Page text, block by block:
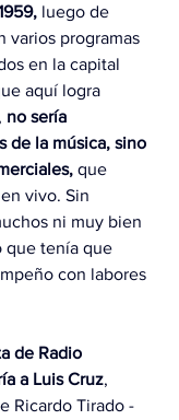
luego de
varios programas
en la capital
aquí logra
no sería
de la música, sino
que
vivo. Sin
ni muy bien
que tenía que
con labores
de Radio
a Luis Cruz,
Ricardo Tirado -